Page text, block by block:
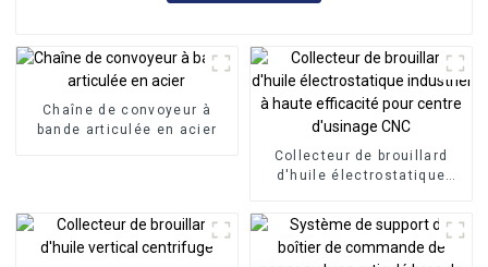
Chaîne de convoyeur à
bande articulée en acier
Collecteur de brouillard
d'huile électrostatique
d'usinage CNC